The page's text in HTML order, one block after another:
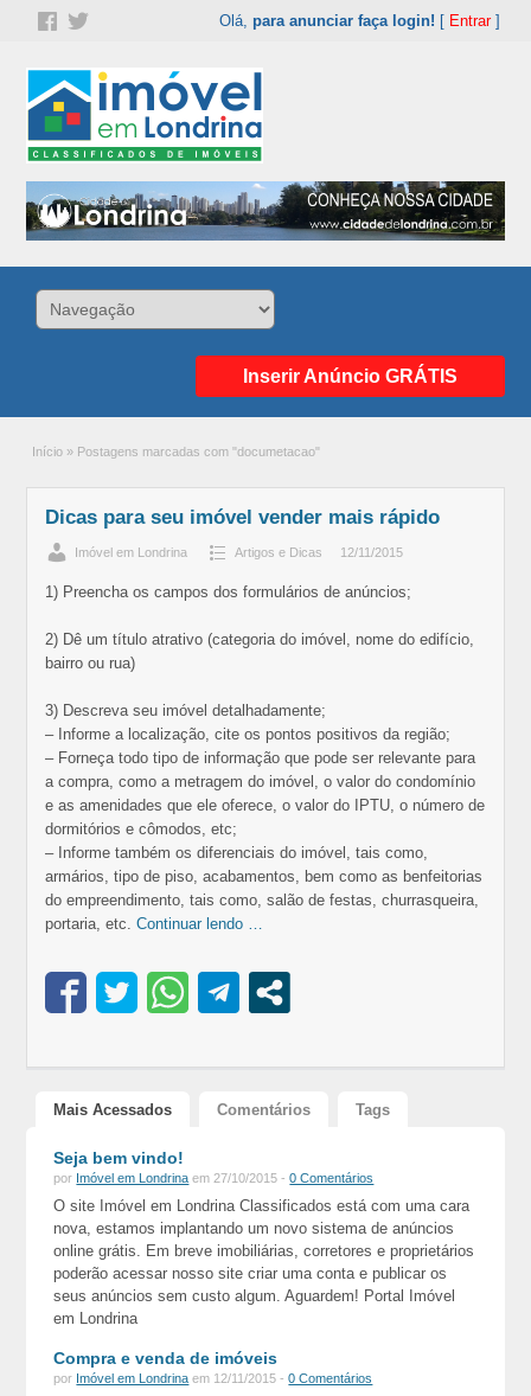
Olá, para anunciar faça login! [ Entrar]
Inserir Anúncio GRÁTIS
Início » Postagens marcadas com "documetacao"
Dicas para seu imóvel vender mais rápido
Imóvel em Londrina Artigos e Dicas 12/11/2015
1) Preencha os campos dos formulários de anúncios;
2) Dê um título atrativo (categoria do imóvel, nome do edifício,
bairro ou rua)
3) Descreva seu imóvel detalhadamente;
– Informe a localização, cite os pontos positivos da região;
– Forneça todo tipo de informação que pode ser relevante para
a compra, como a metragem do imóvel, o valor do condomínio
e as amenidades que ele oferece, o valor do IPTU, o número de
dormitórios e cômodos, etc;
– Informe também os diferenciais do imóvel, tais como,
armários, tipo de piso, acabamentos, bem como as benfeitorias
do empreendimento, tais como, salão de festas, churrasqueira,
portaria, etc.Continuar lendo …
Mais Acessados Comentários Tags
Seja bem vindo!
por Imóvel em Londrina em 27/10/2015 -0 Comentários
O site Imóvel em Londrina Classificados está com uma cara
nova, estamos implantando um novo sistema de anúncios
online grátis. Em breve imobiliárias, corretores e proprietários
poderão acessar nosso site criar uma conta e publicar os
seus anúncios sem custo algum. Aguardem! Portal Imóvel
em Londrina
Compra e venda de imóveis
por Imóvel em Londrina em 12/11/2015 -0 Comentários